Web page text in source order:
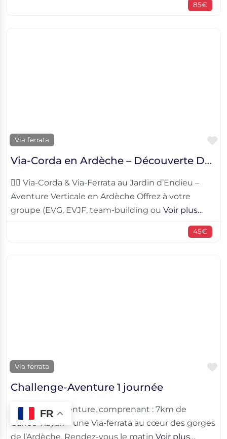
85€
Via ferrata
Via-Corda en Ardèche – Découverte Des Jardins d’Endieu
🧗‍♀️ Via-Corda & Via-Ferrata au Jardin d’Endieu –
Aventure Verticale en Ardèche Offrez à votre
groupe (EVG, EVJF, team-building ou Voir plus…
45€
Via ferrata
Challenge-Aventure 1 journée
1 Journée d’aventure, comprenant : 7km de
Canoë-Kayak + une Via-ferrata au cœur des gorges
de l’Ardèche. Rendez-vous le matin Voir plus…
FR